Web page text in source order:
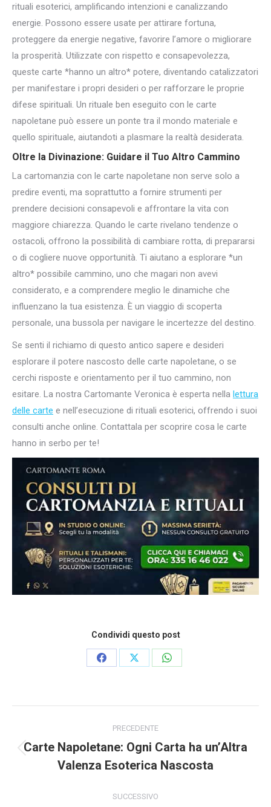
rituali esoterici, amplificando intenzioni e canalizzando
energie. Possono essere usate per attirare fortuna,
proteggere da energie negative, favorire l’amore o migliorare
la prosperità. Utilizzate con rispetto e consapevolezza,
queste carte *hanno un altro* potere, diventando catalizzatori
per manifestare i propri desideri o per rafforzare le proprie
difese spirituali. Un rituale ben eseguito con le carte
napoletane può essere un ponte tra il mondo materiale e
quello spirituale, aiutandoti a plasmare la realtà desiderata.
Oltre la Divinazione: Guidare il Tuo Altro Cammino
La cartomanzia con le carte napoletane non serve solo a
predire eventi, ma soprattutto a fornire strumenti per
prendere decisioni consapevoli e affrontare la vita con
maggiore chiarezza. Quando le carte rivelano tendenze o
ostacoli, offrono la possibilità di cambiare rotta, di prepararsi
o di cogliere nuove opportunità. Ti aiutano a esplorare *un
altro* possibile cammino, uno che magari non avevi
considerato, e a comprendere meglio le dinamiche che
influenzano la tua esistenza. È un viaggio di scoperta
personale, una bussola per navigare le incertezze del destino.
Se senti il richiamo di questo antico sapere e desideri
esplorare il potere nascosto delle carte napoletane, o se
cerchi risposte e orientamento per il tuo cammino, non
esitare. La nostra Cartomante Veronica è esperta nella lettura
delle carte e nell’esecuzione di rituali esoterici, offrendo i suoi
consulti anche online. Contattala per scoprire cosa le carte
hanno in serbo per te!
Condividi questo post
Condividi
Facebook
Condividi
X
Condividi
WhatsApp
post
PRECEDENTE
Post
precedente:
Carte Napoletane: Ogni Carta ha un’Altra
Valenza Esoterica Nascosta
SUCCESSIVO